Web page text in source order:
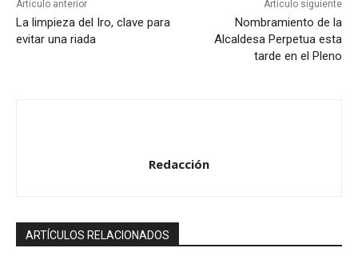
Artículo anterior
La limpieza del Iro, clave para
evitar una riada
Artículo siguiente
Nombramiento de la
Alcaldesa Perpetua esta
tarde en el Pleno
Redacción
ARTÍCULOS RELACIONADOS